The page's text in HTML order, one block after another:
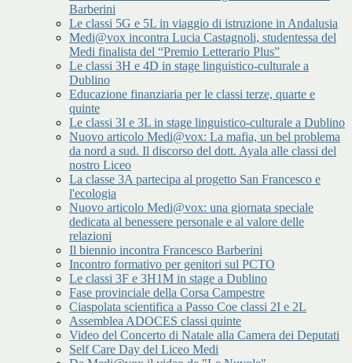
Barberini
Le classi 5G e 5L in viaggio di istruzione in Andalusia
Medi@vox incontra Lucia Castagnoli, studentessa del
Medi finalista del “Premio Letterario Plus”
Le classi 3H e 4D in stage linguistico-culturale a
Dublino
Educazione finanziaria per le classi terze, quarte e
quinte
Le classi 3I e 3L in stage linguistico-culturale a Dublino
Nuovo articolo Medi@vox: La mafia, un bel problema
da nord a sud. Il discorso del dott. Ayala alle classi del
nostro Liceo
La classe 3A partecipa al progetto San Francesco e
l'ecologia
Nuovo articolo Medi@vox: una giornata speciale
dedicata al benessere personale e al valore delle
relazioni
Il biennio incontra Francesco Barberini
Incontro formativo per genitori sul PCTO
Le classi 3F e 3H1M in stage a Dublino
Fase provinciale della Corsa Campestre
Ciaspolata scientifica a Passo Coe classi 2I e 2L
Assemblea ADOCES classi quinte
Video del Concerto di Natale alla Camera dei Deputati
Self Care Day del Liceo Medi